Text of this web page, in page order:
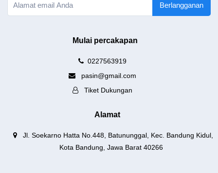
Berlangganan
Mulai percakapan
0227563919
pasin@gmail.com
Tiket Dukungan
Alamat
Jl. Soekarno Hatta No.448, Batununggal, Kec. Bandung Kidul,
Kota Bandung, Jawa Barat 40266